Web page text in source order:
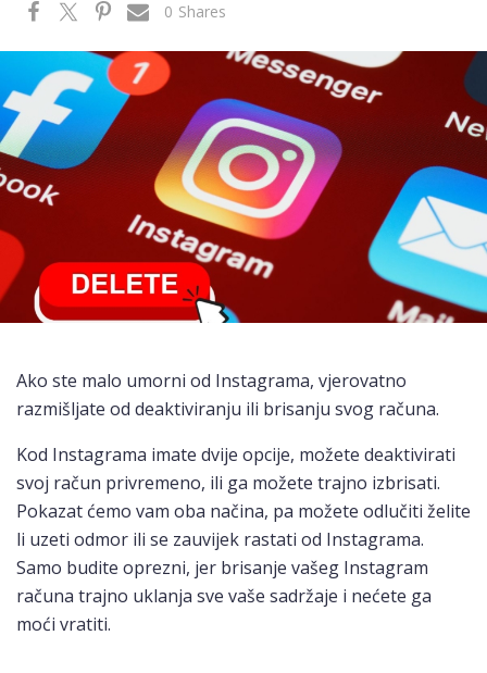
Shares
0
Ako ste malo umorni od Instagrama, vjerovatno
razmišljate od deaktiviranju ili brisanju svog računa.
Kod Instagrama imate dvije opcije, možete deaktivirati
svoj račun privremeno, ili ga možete trajno izbrisati.
Pokazat ćemo vam oba načina, pa možete odlučiti želite
li uzeti odmor ili se zauvijek rastati od Instagrama.
Samo budite oprezni, jer brisanje vašeg Instagram
računa trajno uklanja sve vaše sadržaje i nećete ga
moći vratiti.